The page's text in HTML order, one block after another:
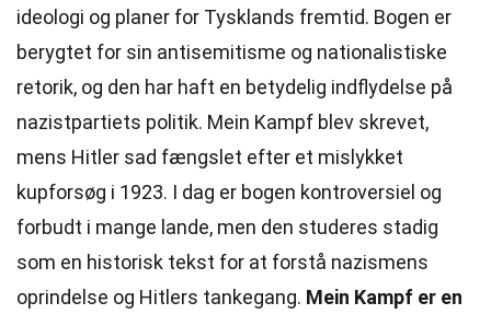
ideologi og planer for Tysklands fremtid. Bogen er
berygtet for sin antisemitisme og nationalistiske
retorik, og den har haft en betydelig indflydelse på
nazistpartiets politik. Mein Kampf blev skrevet,
mens Hitler sad fængslet efter et mislykket
kupforsøg i 1923. I dag er bogen kontroversiel og
forbudt i mange lande, men den studeres stadig
som en historisk tekst for at forstå nazismens
oprindelse og Hitlers tankegang. Mein Kampf er en